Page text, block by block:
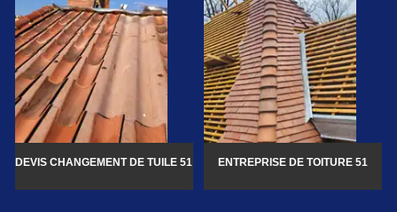
DEVIS CHANGEMENT DE TUILE 51 ENTREPRISE DE TOITURE 51